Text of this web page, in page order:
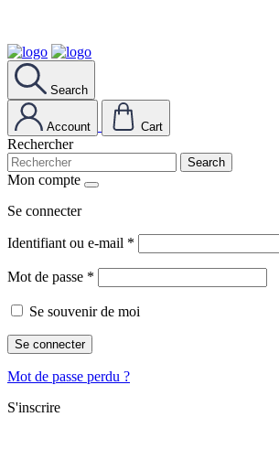
Search
Account Cart
Rechercher
Search
Mon compte
Se connecter
Identifiant ou e-mail *
Mot de passe *
Se souvenir de moi
Se connecter
Mot de passe perdu ?
S'inscrire